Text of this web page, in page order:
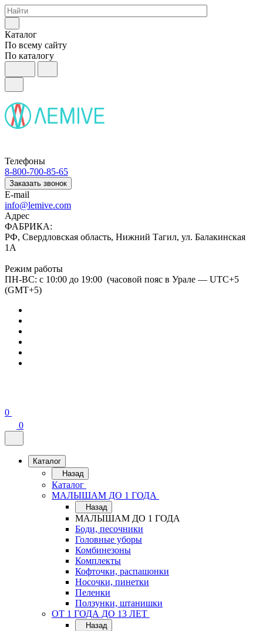
Каталог
По всему сайту
По каталогу
Телефоны
8-800-700-85-65
Заказать звонок
E-mail
info@lemive.com
Адрес
ФАБРИКА:
РФ, Свердловская область, Нижний Тагил, ул. Балакинская
1А
Режим работы
ПН-ВС: с 10:00 до 19:00 (часовой пояс в Урале — UTC+5
(GMT+5)
0
0
Каталог
Назад
Каталог
МАЛЫШАМ ДО 1 ГОДА
Назад
МАЛЫШАМ ДО 1 ГОДА
Боди, песочники
Головные уборы
Комбинезоны
Комплекты
Кофточки, распашонки
Носочки, пинетки
Пеленки
Ползунки, штанишки
ОТ 1 ГОДА ДО 13 ЛЕТ
Назад